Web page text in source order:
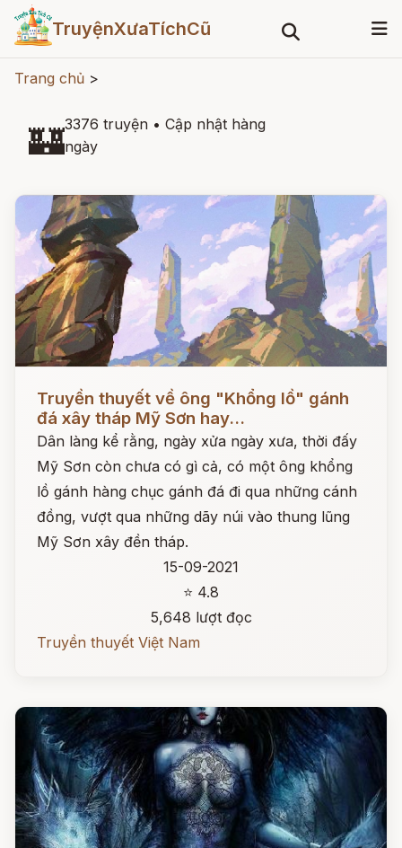
TruyệnXưaTíchCũ
Trang chủ >
🏰3376 truyện • Cập nhật hàng
ngày
Đọc ngay
Truyền thuyết về ông "Khổng lồ" gánh
đá xây tháp Mỹ Sơn hay...
Dân làng kể rằng, ngày xửa ngày xưa, thời đấy
Mỹ Sơn còn chưa có gì cả, có một ông khổng
lồ gánh hàng chục gánh đá đi qua những cánh
đồng, vượt qua những dãy núi vào thung lũng
Mỹ Sơn xây đền tháp.
15-09-2021
⭐ 4.8
5,648 lượt đọc
Truyền thuyết Việt Nam